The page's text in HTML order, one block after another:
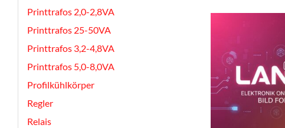
Printtrafos 2,0-2,8VA
Printtrafos 25-50VA
Printtrafos 3,2-4,8VA
Printtrafos 5,0-8,0VA
Profilkühlkörper
Regler
Relais